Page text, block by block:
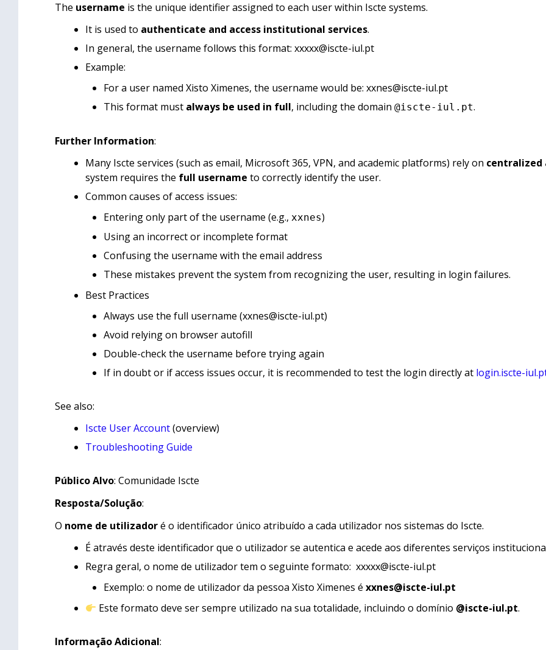
The username is the unique identifier assigned to each user within Iscte systems.
It is used to authenticate and access institutional services.
In general, the username follows this format: xxxxx@iscte-iul.pt
Example:
For a user named Xisto Ximenes, the username would be: xxnes@iscte-iul.pt
This format must always be used in full, including the domain @iscte-iul.pt.
Further Information:
Many Iscte services (such as email, Microsoft 365, VPN, and academic platforms) rely on centralized
system requires the full username to correctly identify the user.
Common causes of access issues:
Entering only part of the username (e.g., xxnes)
Using an incorrect or incomplete format
Confusing the username with the email address
These mistakes prevent the system from recognizing the user, resulting in login failures.
Best Practices
Always use the full username (xxnes@iscte-iul.pt)
Avoid relying on browser autofill
Double-check the username before trying again
If in doubt or if access issues occur, it is recommended to test the login directly at login.iscte-
See also:
Iscte User Account(overview)
Troubleshooting Guide
Público Alvo: Comunidade Iscte
Resposta/Solução:
O nome de utilizadoré o identificador único atribuído a cada utilizador nos sistemas do Iscte.
É através deste identificador que o utilizador se autentica e acede aos diferentes serviços
Regra geral, o nome de utilizador tem o seguinte formato: xxxxx@iscte-iul.pt
Exemplo: o nome de utilizador da pessoa Xisto Ximenes é xxnes@iscte-iul.pt
Este formato deve ser sempre utilizado na sua totalidade, incluindo o domínio @iscte-iul.pt.
Informação Adicional: